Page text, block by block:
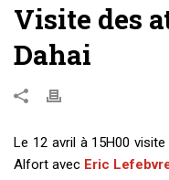
Visite des
Dahai
Le 12 avril à 15H00 visite
Alfort avec Eric